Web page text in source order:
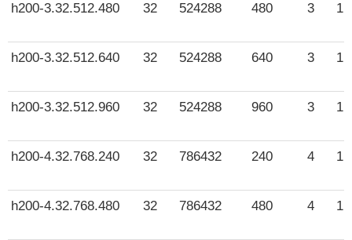
h200-3.32.512.480 32 524288 480 3 1
h200-3.32.512.640 32 524288 640 3 1
h200-3.32.512.960 32 524288 960 3 1
h200-4.32.768.240 32 786432 240 4 1
h200-4.32.768.480 32 786432 480 4 1